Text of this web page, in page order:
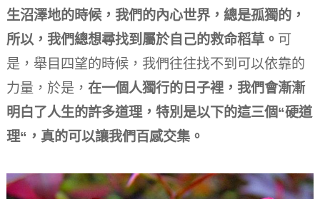
生沼澤地的時候，我們的內心世界，總是孤獨的，
所以，我們總想尋找到屬於自己的救命稻草。 可
是，舉目四望的時候，我們往往找不到可以依靠的
力量，於是， 在一個人獨行的日子裡，我們會漸漸
明白了人生的許多道理，特別是以下的這三個“硬道
理“，真的可以讓我們百感交集。